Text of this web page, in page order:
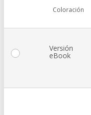
Coloración
Versión
eBook